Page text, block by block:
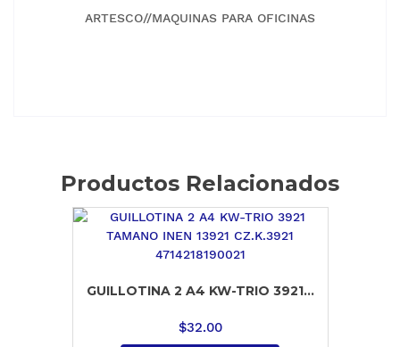
ARTESCO//MAQUINAS PARA OFICINAS
Productos Relacionados
GUILLOTINA 2 A4 KW-TRIO 3921...
$32.00